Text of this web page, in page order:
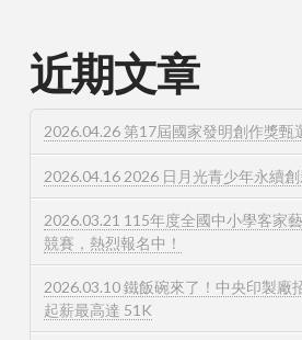
近期文章
2026.04.26 第17屆國家發明創作獎甄
2026.04.16 2026 日月光青少年永續創
2026.03.21 115年度全國中小學客家
競賽，熱烈報名中！
2026.03.10 鐵飯碗來了！中央印製廠
起薪最高達 51K